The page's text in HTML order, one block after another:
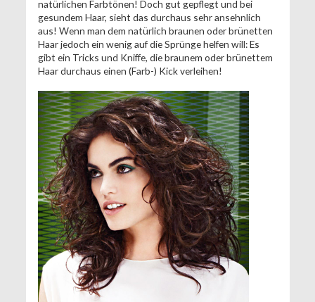
natürlichen Farbtönen! Doch gut gepflegt und bei
gesundem Haar, sieht das durchaus sehr ansehnlich
aus! Wenn man dem natürlich braunen oder brünetten
Haar jedoch ein wenig auf die Sprünge helfen will: Es
gibt ein Tricks und Kniffe, die braunem oder brünettem
Haar durchaus einen (Farb-) Kick verleihen!